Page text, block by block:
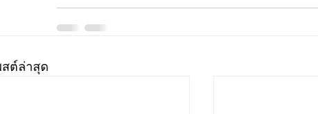
ต์ล่าสุด